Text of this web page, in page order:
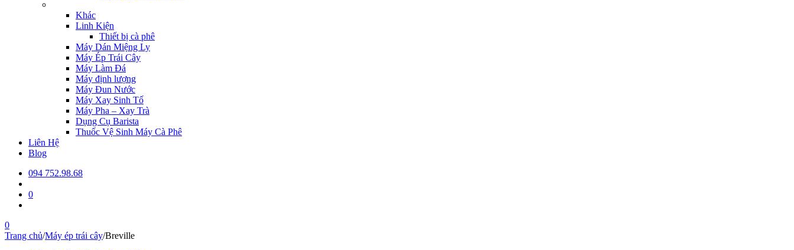
Khác
Linh Kiện
Thiết bị cà phê
Máy Dán Miệng Ly
Máy Ép Trái Cây
Máy Làm Đá
Máy định lượng
Máy Đun Nước
Máy Xay Sinh Tố
Máy Pha – Xay Trà
Dụng Cụ Barista
Thuốc Vệ Sinh Máy Cà Phê
Liên Hệ
Blog
094 752.98.68
0
0
Trang chủ/Máy ép trái cây/Breville